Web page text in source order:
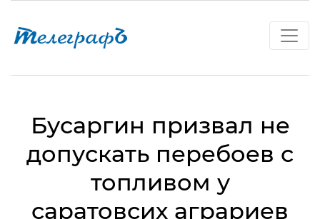
Бусаргин призвал не
допускать перебоев с
топливом у
саратовсих аграриев